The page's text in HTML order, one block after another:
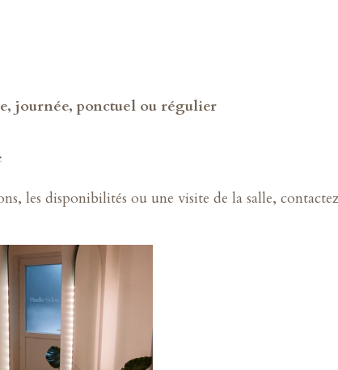
journée, ponctuel ou régulier
les disponibilités ou une visite de la salle,